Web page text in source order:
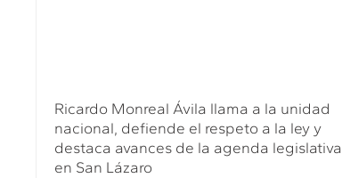
Ricardo Monreal Ávila llama a la unidad
nacional, defiende el respeto a la ley y
destaca avances de la agenda legislativa
en San Lázaro